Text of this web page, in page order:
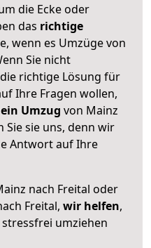
die Ecke oder
das richtige
wenn es Umzüge von
Sie nicht
richtige Lösung für
Ihre Fragen wollen,
Umzug von Mainz
Sie sie uns, denn wir
Antwort auf Ihre
nach Freital oder
Freital, wir helfen,
umziehen